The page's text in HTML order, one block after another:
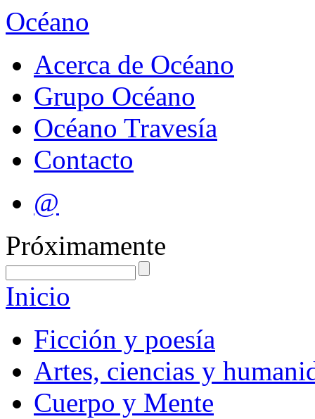
Océano
Acerca de Océano
Grupo Océano
Océano Travesía
Contacto
@
Próximamente
Inicio
Ficción y poesía
Artes, ciencias y
Cuerpo y Mente